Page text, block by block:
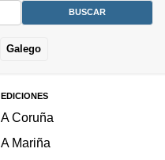
Galego
EDICIONES
A Coruña
A Mariña